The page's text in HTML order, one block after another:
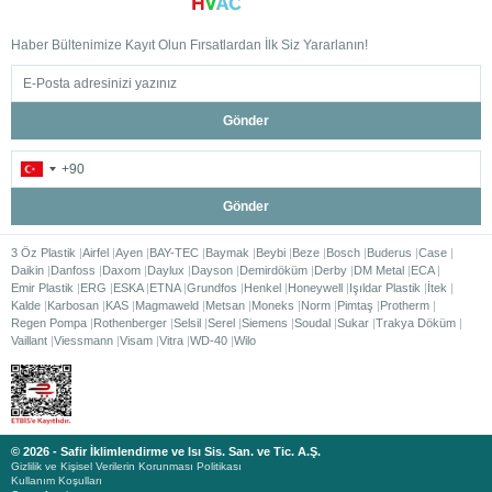
Daikin kombiler:
Dur-kalk yapmadan sürekli verimli çalışır
Daha az yakıt tüketir
Frekans Kontrollü Pompa ve Fan
Yeni nesil Daikin kombiler:
Daha az elektrik tüketir
Sessiz çalışır
Daha stabil performans sağlar
Hem enerji hem konfor açısından büyük avantaj sunar.
Daikin Kombi Modelleri
Daikin, farklı ihtiyaçlara uygun geniş ürün gamı sunar:
Haber Bültenimize Kayıt Olun Fırsatlardan İlk Siz Yararlanın!
Gönder
Gönder
3 Öz Plastik Airfel Ayen BAY-TEC Baymak Beybi Beze Bosch Buderus Case
Daikin Danfoss Daxom Daylux Dayson Demirdöküm Derby DM Metal ECA
Emir Plastik
ERG ESKA ETNA Grundfos Henkel Honeywell Işıldar Plastik
İtek
Kalde Karbosan KAS Magmaweld Metsan Moneks Norm Pimtaş
Protherm
Regen Pompa Rothenberger Selsil Serel Siemens Soudal Sukar Trakya Döküm
Vaillant Viessmann Visam Vitra WD-40 Wilo
© 2026 - Safir İklimlendirme ve Isı Sis. San. ve Tic. A.Ş.
Gizlilik ve Kişisel Verilerin Korunması Politikası
Kullanım Koşulları